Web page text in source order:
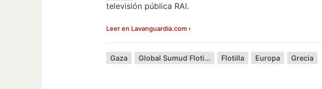
televisión pública RAI.
Leer en Lavanguardia.com ›
Gaza Global Sumud Flotilla Flotilla Europa Grecia